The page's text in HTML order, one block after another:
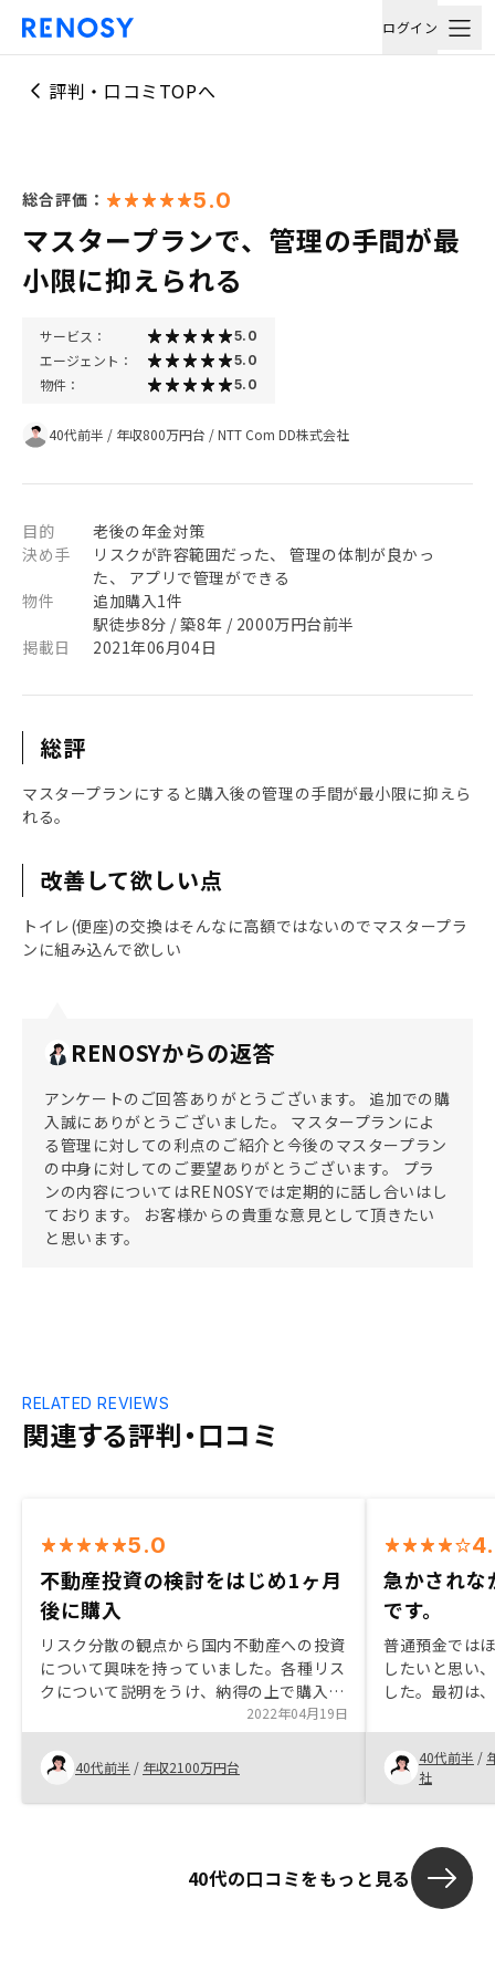
ログイン
評判・口コミTOPへ
総合評価： 5.0
マスタープランで、管理の手間が最
小限に抑えられる
サービス： 5.0
エージェント： 5.0
物件： 5.0
40代前半 / 年収800万円台 /NTT Com DD株式会社
目的
老後の年金対策
決め手
リスクが許容範囲だった、 管理の体制が良かっ
た、 アプリで管理ができる
物件
追加購入1件
駅徒歩8分 / 築8年 / 2000万円台前半
掲載日
2021年06月04日
総評
マスタープランにすると購入後の管理の手間が最小限に抑えら
れる。
改善して欲しい点
トイレ(便座)の交換はそんなに高額ではないのでマスタープラ
ンに組み込んで欲しい
RENOSYからの返答
アンケートのご回答ありがとうございます。 追加での購
入誠にありがとうございました。 マスタープランによ
る管理に対しての利点のご紹介と今後のマスタープラン
の中身に対してのご要望ありがとうございます。 プラ
ンの内容についてはRENOSYでは定期的に話し合いはし
ております。 お客様からの貴重な意見として頂きたい
と思います。
関連する評判・口コミ
RELATED REVIEWS
5.0
不動産投資の検討をはじめ1ヶ月
後に購入
リスク分散の観点から国内不動産への投資
について興味を持っていました。各種リス
クについて説明をうけ、納得の上で購入に
至ることができました。個人的にはどの投
資においてもリスクを比較的とるタイプな
ので、特に抵抗はありませんでした。生命
保険を兼ねるという考え方がしっくりきた
ので、生命保険の補強という観点では不動
ころは、クオリティの高いツールとオンラ
2022年04月19日
40代前半 / 年収2100万円台
急かされな
です。
普通預金では
したいと思い
した。最初は
をするうちに
になりました
ンの売り上げ
良い物件が集
のかなと思っ
事は一切あり
40代前半 /
社
40代の口コミをもっと見る